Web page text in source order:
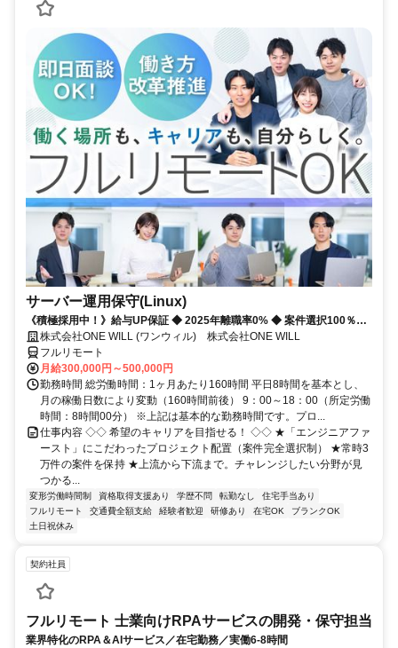
サーバー運用保守(Linux)
《積極採用中！》給与UP保証 ◆ 2025年離職率0% ◆ 案件選択100％！
◆ 平均残業7時間！
株式会社ONE WILL (ワンウィル) 株式会社ONE WILL
フルリモート
月給300,000円～500,000円
勤務時間 総労働時間：1ヶ月あたり160時間 平日8時間を基本とし、
月の稼働日数により変動（160時間前後） 9：00～18：00（所定労働
時間：8時間00分） ※上記は基本的な勤務時間です。プロ...
仕事内容 ◇◇ 希望のキャリアを目指せる！ ◇◇ ★「エンジニアファ
ースト」にこだわったプロジェクト配置（案件完全選択制） ★常時3
万件の案件を保持 ★上流から下流まで。チャレンジしたい分野が見
つかる...
変形労働時間制 資格取得支援あり 学歴不問 転勤なし
住宅手当あり
フルリモート
交通費全額支給 経験者歓迎 研修あり 在宅OK
ブランクOK
土日祝休み
契約社員
フルリモート 士業向けRPAサービスの開発・保守担当
業界特化のRPA＆AIサービス／在宅勤務／実働6-8時間